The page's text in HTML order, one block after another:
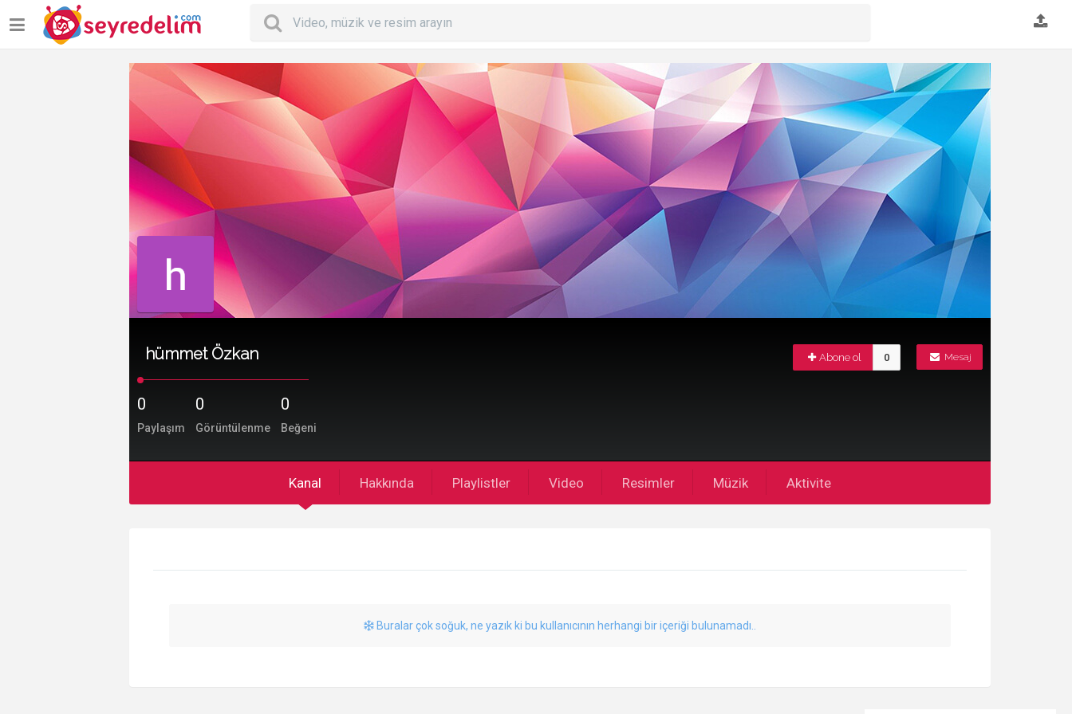
hümmet Özkan Mesaj
Abone ol 0
0
Paylaşım
0
Görüntülenme
0
Beğeni
Kanal Hakkında Playlistler Video Resimler Müzik Aktivite
Buralar çok soğuk, ne yazık ki bu kullanıcının herhangi bir içeriği bulunamadı..